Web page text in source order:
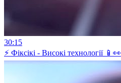
30:15
⚡ Фіксікі - Високі технології 📱👀